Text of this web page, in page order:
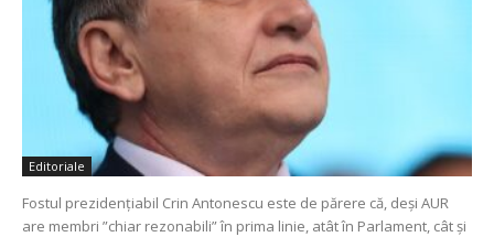
Editoriale
Fostul prezidenţiabil Crin Antonescu este de părere că, deşi AUR
are membri ”chiar rezonabili” în prima linie, atât în Parlament, cât şi